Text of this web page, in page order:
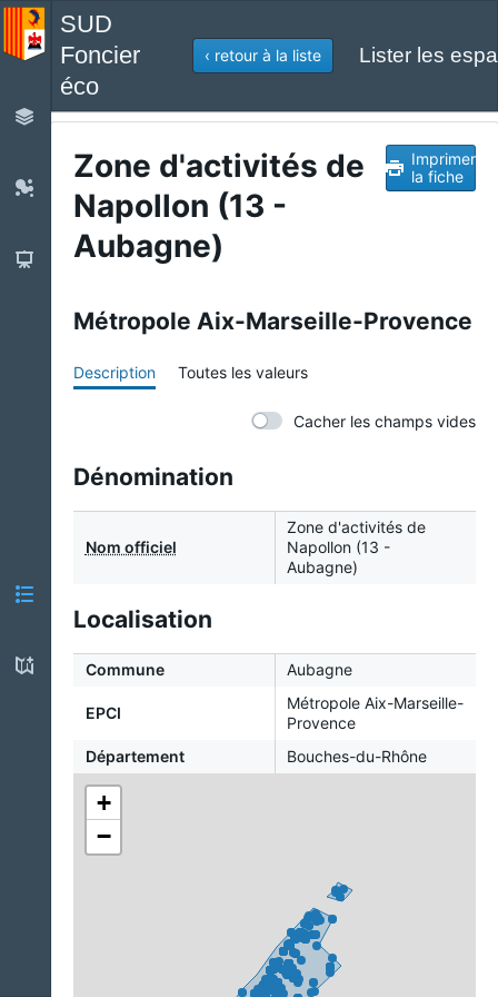
SUD
Foncier
éco
‹ retour à la liste Lister les
Zone d'activités de
Napollon (13 -
Aubagne)
Imprimer
la fiche
Métropole Aix-Marseille-Provence
Description Toutes les valeurs
Cacher les champs vides
Dénomination
Nom officiel
Zone d'activités de
Napollon (13 -
Aubagne)
Localisation
Commune Aubagne
EPCI
Métropole Aix-Marseille-
Provence
Département
Bouches-du-Rhône
+
−